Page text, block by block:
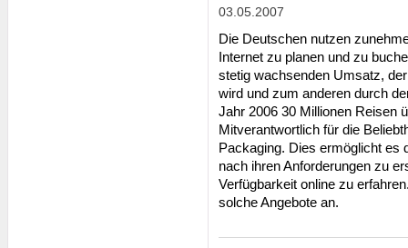
03.05.2007
Die Deutschen nutzen
Internet zu planen und zu
stetig wachsenden Umsatz,
wird und zum anderen durch
Jahr 2006 30 Millionen Reisen
Mitverantwortlich für die
Packaging. Dies ermöglicht es
nach ihren Anforderungen zu
Verfügbarkeit online zu
solche Angebote an.